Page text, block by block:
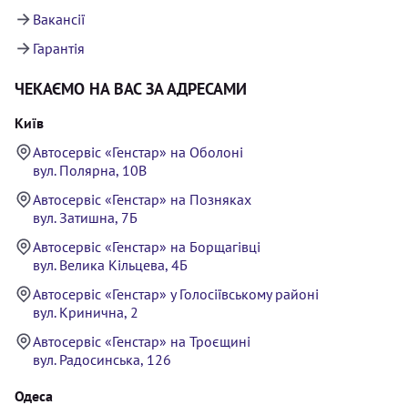
Вакансії
Гарантія
ЧЕКАЄМО НА ВАС ЗА АДРЕСАМИ
Київ
Автосервіс «Генстар» на Оболоні
вул. Полярна, 10В
Автосервіс «Генстар» на Позняках
вул. Затишна, 7Б
Автосервіс «Генстар» на Борщагівці
вул. Велика Кільцева, 4Б
Автосервіс «Генстар» у Голосіївському районі
вул. Кринична, 2
Автосервіс «Генстар» на Троєщині
вул. Радосинська, 126
Одеса